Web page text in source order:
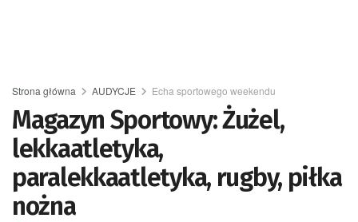
Strona główna AUDYCJE Echa sportowego weekendu
Magazyn Sportowy: Żużel,
lekkaatletyka,
paralekkaatletyka, rugby, piłka
nożna